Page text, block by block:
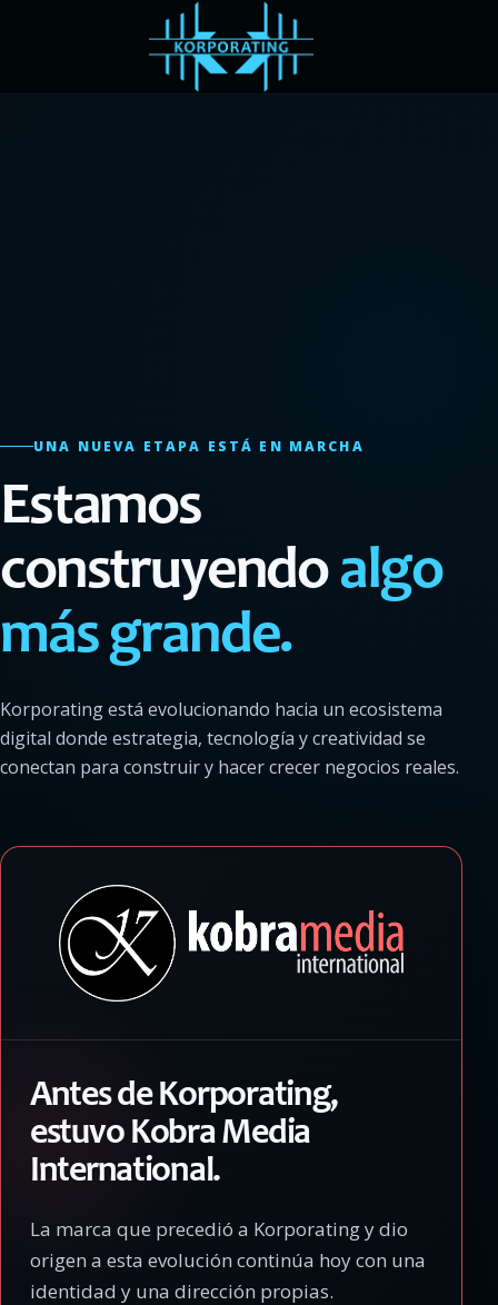
UNA NUEVA ETAPA ESTÁ EN MARCHA
Estamos
construyendo algo
más grande.
Korporating está evolucionando hacia un ecosistema
digital donde estrategia, tecnología y creatividad se
conectan para construir y hacer crecer negocios reales.
Antes de Korporating,
estuvo Kobra Media
International.
La marca que precedió a Korporating y dio
origen a esta evolución continúa hoy con una
identidad y una dirección propias.